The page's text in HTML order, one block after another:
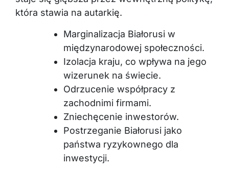
która stawia na autarkię.
Marginalizacja Białorusi w
międzynarodowej społeczności.
Izolacja kraju, co wpływa na jego
wizerunek na świecie.
Odrzucenie współpracy z
zachodnimi firmami.
Zniechęcenie inwestorów.
Postrzeganie Białorusi jako
państwa ryzykownego dla
inwestycji.